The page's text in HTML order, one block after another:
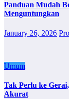
Panduan Mudah
Menguntungkan
January 26, 2026
Umum
Tak Perlu ke
Akurat